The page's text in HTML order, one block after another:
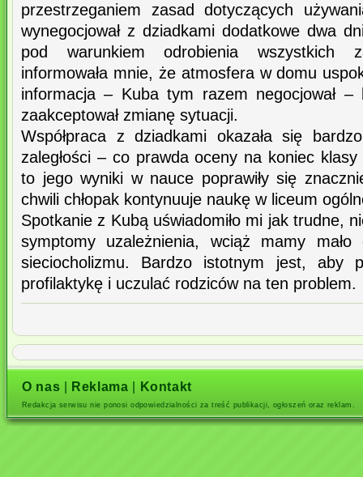
przestrzeganiem zasad dotyczących
wynegocjował z dziadkami dodatkowe dwa
pod warunkiem odrobienia wszystkich
informowała mnie, że atmosfera w domu
informacja – Kuba tym razem negocjował
zaakceptował zmianę sytuacji.
Współpraca z dziadkami okazała się
zaległości – co prawda oceny na koniec klasy
to jego wyniki w nauce poprawiły się
chwili chłopak kontynuuje naukę w liceum
Spotkanie z Kubą uświadomiło mi jak trudne,
symptomy uzależnienia, wciąż mamy mało
sieciocholizmu. Bardzo istotnym jest, aby
profilaktykę i uczulać rodziców na ten problem.
O nas Reklama Kontakt
Redakcja serwisu nie ponosi odpowiedzialności za treść publikacji, ogłoszeń oraz reklam.